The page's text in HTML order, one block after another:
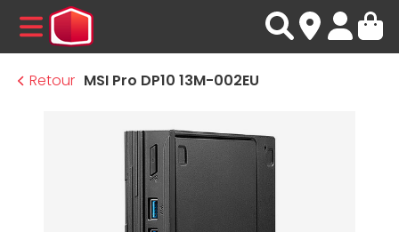
MENU
Retour MSI Pro DP10 13M-002EU